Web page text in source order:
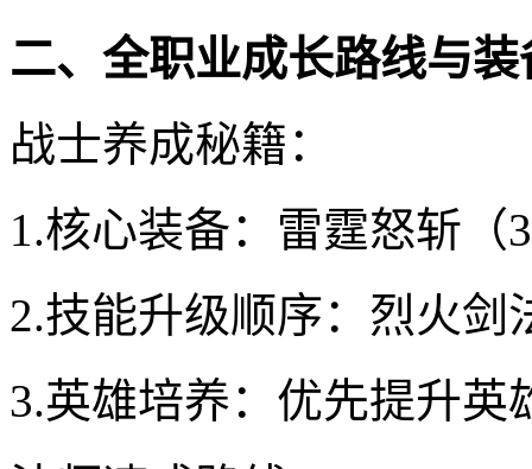
二、全职业成长路线与
战士养成秘籍：
1.核心装备：雷霆怒斩（
2.技能升级顺序：烈火剑
3.英雄培养：优先提升英